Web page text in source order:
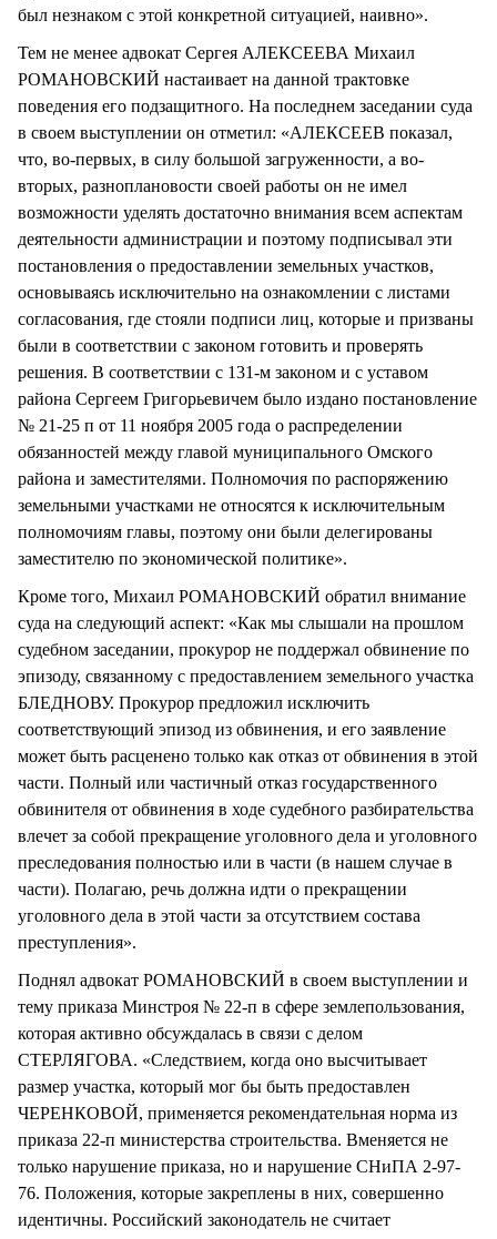
был незнаком с этой конкретной ситуацией, наивно».
Тем не менее адвокат Сергея АЛЕКСЕЕВА Михаил
РОМАНОВСКИЙ настаивает на данной трактовке
поведения его подзащитного. На последнем заседании суда
в своем выступлении он отметил: «АЛЕКСЕЕВ показал,
что, во-первых, в силу большой загруженности, а во-
вторых, разноплановости своей работы он не имел
возможности уделять достаточно внимания всем аспектам
деятельности администрации и поэтому подписывал эти
постановления о предоставлении земельных участков,
основываясь исключительно на ознакомлении с листами
согласования, где стояли подписи лиц, которые и призваны
были в соответствии с законом готовить и проверять
решения. В соответствии с 131-м законом и с уставом
района Сергеем Григорьевичем было издано постановление
№ 21-25 п от 11 ноября 2005 года о распределении
обязанностей между главой муниципального Омского
района и заместителями. Полномочия по распоряжению
земельными участками не относятся к исключительным
полномочиям главы, поэтому они были делегированы
заместителю по экономической политике».
Кроме того, Михаил РОМАНОВСКИЙ обратил внимание
суда на следующий аспект: «Как мы слышали на прошлом
судебном заседании, прокурор не поддержал обвинение по
эпизоду, связанному с предоставлением земельного участка
БЛЕДНОВУ. Прокурор предложил исключить
соответствующий эпизод из обвинения, и его заявление
может быть расценено только как отказ от обвинения в этой
части. Полный или частичный отказ государственного
обвинителя от обвинения в ходе судебного разбирательства
влечет за собой прекращение уголовного дела и уголовного
преследования полностью или в части (в нашем случае в
части). Полагаю, речь должна идти о прекращении
уголовного дела в этой части за отсутствием состава
преступления».
Поднял адвокат РОМАНОВСКИЙ в своем выступлении и
тему приказа Минстроя № 22-п в сфере землепользования,
которая активно обсуждалась в связи с делом
СТЕРЛЯГОВА. «Следствием, когда оно высчитывает
размер участка, который мог бы быть предоставлен
ЧЕРЕНКОВОЙ, применяется рекомендательная норма из
приказа 22-п министерства строительства. Вменяется не
только нарушение приказа, но и нарушение СНиПА 2-97-
76. Положения, которые закреплены в них, совершенно
идентичны. Российский законодатель не считает